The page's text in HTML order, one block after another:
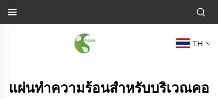
TH
แผ่นทำความร้อนสำหรับบริเวณคอ